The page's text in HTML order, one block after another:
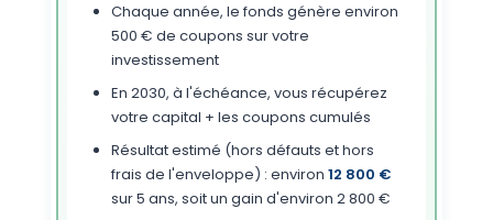
Chaque année, le fonds génère environ
500 € de coupons sur votre
investissement
En 2030, à l'échéance, vous récupérez
votre capital + les coupons cumulés
Résultat estimé (hors défauts et hors
frais de l'enveloppe) : environ12 800 €
sur 5 ans, soit un gain d'environ 2 800 €